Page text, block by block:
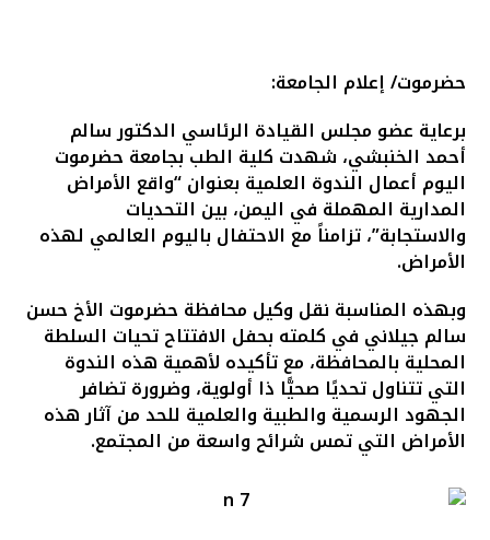
حضرموت/ إعلام الجامعة:
برعاية عضو مجلس القيادة الرئاسي الدكتور سالم
أحمد الخنبشي، شهدت كلية الطب بجامعة حضرموت
اليوم أعمال الندوة العلمية بعنوان “واقع الأمراض
المدارية المهملة في اليمن، بين التحديات
والاستجابة”، تزامناً مع الاحتفال باليوم العالمي لهذه
الأمراض.
وبهذه المناسبة نقل وكيل محافظة حضرموت الأخ حسن
سالم جيلاني في كلمته بحفل الافتتاح تحيات السلطة
المحلية بالمحافظة، مع تأكيده لأهمية هذه الندوة
التي تتناول تحديًا صحيًّا ذا أولوية، وضرورة تضافر
الجهود الرسمية والطبية والعلمية للحد من آثار هذه
الأمراض التي تمس شرائح واسعة من المجتمع.